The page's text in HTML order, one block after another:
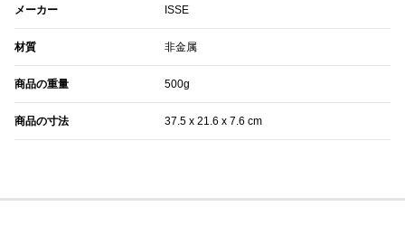
メーカー ISSE
材質 非金属
商品の重量 500g
商品の寸法 ‎37.5 x 21.6 x 7.6 cm